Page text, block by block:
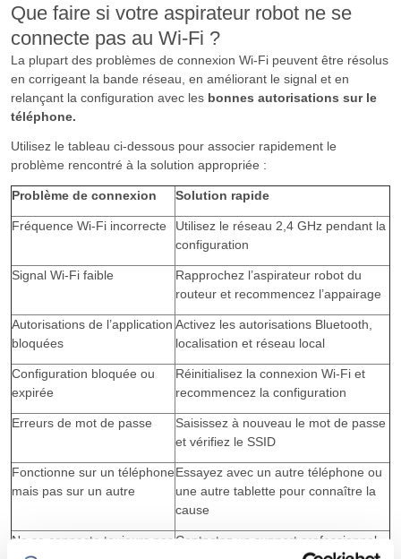
Que faire si votre aspirateur robot ne se
connecte pas au Wi-Fi ?
La plupart des problèmes de connexion Wi-Fi peuvent être résolus
en corrigeant la bande réseau, en améliorant le signal et en
relançant la configuration avec les bonnes autorisations sur le
téléphone.
Utilisez le tableau ci-dessous pour associer rapidement le
problème rencontré à la solution appropriée :
Problème de connexion Solution rapide
Fréquence Wi-Fi incorrecte
Utilisez le réseau 2,4 GHz pendant la
configuration
Signal Wi-Fi faible
Rapprochez l’aspirateur robot du
routeur et recommencez l’appairage
Autorisations de l’application
bloquées
Activez les autorisations Bluetooth,
localisation et réseau local
Configuration bloquée ou
expirée
Réinitialisez la connexion Wi-Fi et
recommencez la configuration
Erreurs de mot de passe
Saisissez à nouveau le mot de passe
et vérifiez le SSID
Fonctionne sur un téléphone
mais pas sur un autre
Essayez avec un autre téléphone ou
une autre tablette pour connaître la
cause
Ne se connecte toujours pas Contactez un support professionnel